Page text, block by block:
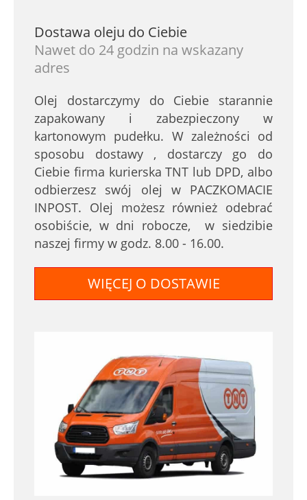
Dostawa oleju do Ciebie
Nawet do 24 godzin na wskazany
adres
Olej dostarczymy do Ciebie starannie
zapakowany i zabezpieczony w
kartonowym pudełku. W zależności od
sposobu dostawy , dostarczy go do
Ciebie firma kurierska TNT lub DPD, albo
odbierzesz swój olej w PACZKOMACIE
INPOST. Olej możesz również odebrać
osobiście, w dni robocze, w siedzibie
naszej firmy w godz. 8.00 - 16.00.
WIĘCEJ O DOSTAWIE